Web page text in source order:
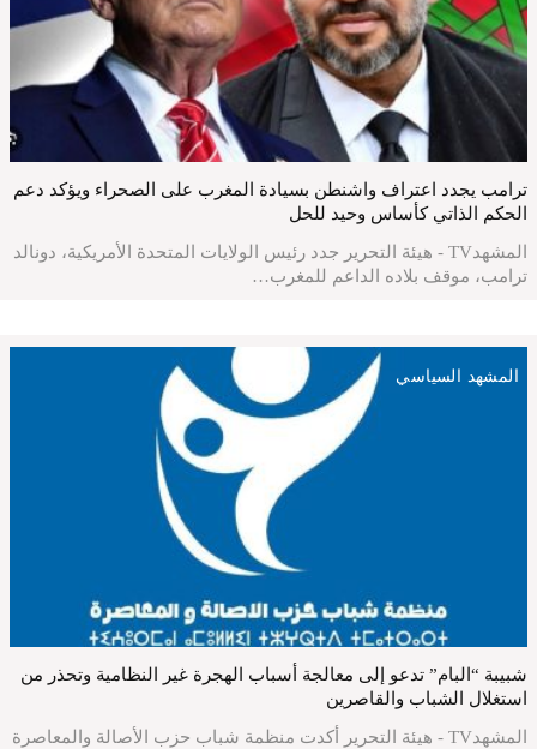
ترامب يجدد اعتراف واشنطن بسيادة المغرب على الصحراء ويؤكد دعم
الحكم الذاتي كأساس وحيد للحل
المشهدTV - هيئة التحرير جدد رئيس الولايات المتحدة الأمريكية، دونالد
ترامب، موقف بلاده الداعم للمغرب…
المشهد السياسي
شبيبة “البام” تدعو إلى معالجة أسباب الهجرة غير النظامية وتحذر من
استغلال الشباب والقاصرين
المشهدTV - هيئة التحرير أكدت منظمة شباب حزب الأصالة والمعاصرة